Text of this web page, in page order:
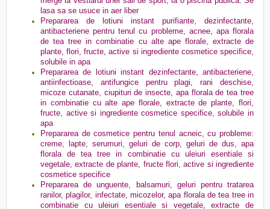
lasa sa se usuce in aer liber
Prepararea de lotiuni instant purifiante, dezinfectante,
antibacteriene pentru tenul cu probleme, acnee, apa florala
de tea tree in combinatie cu alte ape florale, extracte de
plante, flori, fructe, active si ingrediente cosmetice specifice,
solubile in apa
Prepararea de lotiuni instant dezinfectante, antibacteriene,
antiinfectioase, antifungice pentru plagi, rani deschise,
micoze cutanate, ciupituri de insecte, apa florala de tea tree
in combinatie cu alte ape florale, extracte de plante, flori,
fructe, active si ingrediente cosmetice specifice, solubile in
apa
Prepararea de cosmetice pentru tenul acneic, cu probleme:
creme, lapte, serumuri, geluri de corp, geluri de dus, apa
florala de tea tree in combinatie cu uleiuri esentiale si
vegetale, extracte de plante, fructe flori, active si ingrediente
cosmetice specifice
Prepararea de unguente, balsamuri, geluri pentru tratarea
ranilor, plagilor, infectate, micozelor, apa florala de tea tree in
combinatie cu uleiuri esentiale si vegetale, extracte de